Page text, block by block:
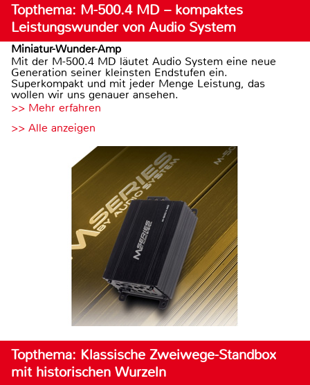
Topthema: M-500.4 MD – kompaktes
Leistungswunder von Audio System
Miniatur-Wunder-Amp
Mit der M-500.4 MD läutet Audio System eine neue
Generation seiner kleinsten Endstufen ein.
Superkompakt und mit jeder Menge Leistung, das
wollen wir uns genauer ansehen.
>> Mehr erfahren
>> Alle anzeigen
Topthema: Klassische Zweiwege-Standbox
mit historischen Wurzeln